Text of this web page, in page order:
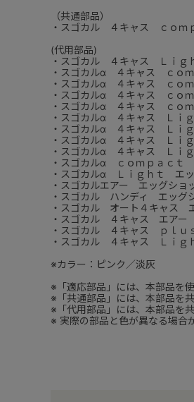
（共通部品）
・スゴカル ４キャス ｃｏ
(代用部品)
・スゴカル ４キャス Ｌｉ
・スゴカルα ４キャス ｃｏ
・スゴカルα ４キャス ｃｏ
・スゴカルα ４キャス ｃｏ
・スゴカルα ４キャス ｃｏ
・スゴカルα ４キャス Ｌｉ
・スゴカルα ４キャス Ｌｉ
・スゴカルα ４キャス Ｌｉ
・スゴカルα ４キャス Ｌｉ
・スゴカルα ｃｏｍｐａｃ
・スゴカルα Ｌｉｇｈｔ エ
・スゴカルエアー エッグシ
・スゴカル ハンディ エッ
・スゴカル オート４キャス
・スゴカル ４キャス エア
・スゴカル ４キャス ｐｌｕ
・スゴカル ４キャス Ｌｉｇ
※カラー：ピンク／淡灰
※「適応部品」には、本部品を
※「共通部品」には、本部品を
※「代用部品」には、本部品を
※ 実際の部品と色が異なる場合